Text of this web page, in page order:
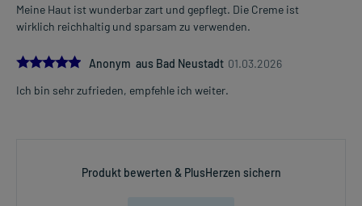
Meine Haut ist wunderbar zart und gepflegt. Die Creme ist
wirklich reichhaltig und sparsam zu verwenden.
5.0Anonym aus Bad Neustadt 01.03.2026
Ich bin sehr zufrieden, empfehle ich weiter.
Produkt bewerten & PlusHerzen sichern